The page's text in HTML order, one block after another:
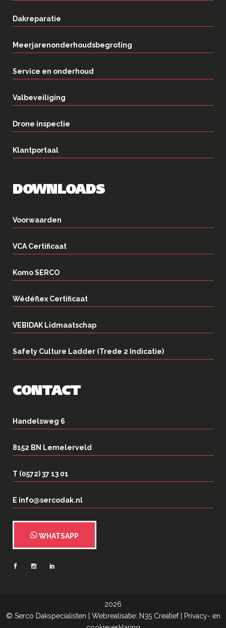
Dakreparatie
Meerjarenonderhoudsbegroting
Service en onderhoud
Valbeveiliging
Drone inspectie
Klantportaal
DOWNLOADS
Voorwaarden
VCA Certificaat
Komo SERCO
Wédéflex Certificaat
VEBIDAK Lidmaatschap
Safety Culture Ladder (Trede 2 Indicatie)
CONTACT
Handelsweg 6
8152 BN Lemelerveld
T (0572) 37 13 01
E info@sercodak.nl
WHATSAPP
2026
© Serco Dakspecialisten | Webrealisatie: N35 Creatief|
Privacy- en